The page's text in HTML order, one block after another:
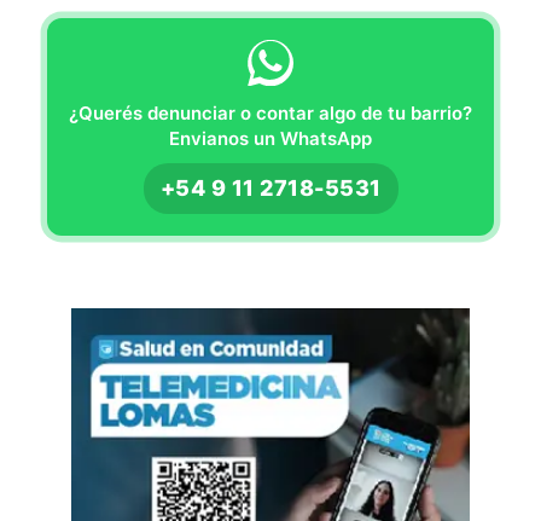
¿Querés denunciar o contar algo de tu barrio?
Envianos un WhatsApp
+54 9 11 2718-5531